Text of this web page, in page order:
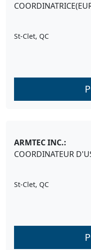
St-Clet, QC
ARMTEC INC.:
COORDINATEUR
St-Clet, QC